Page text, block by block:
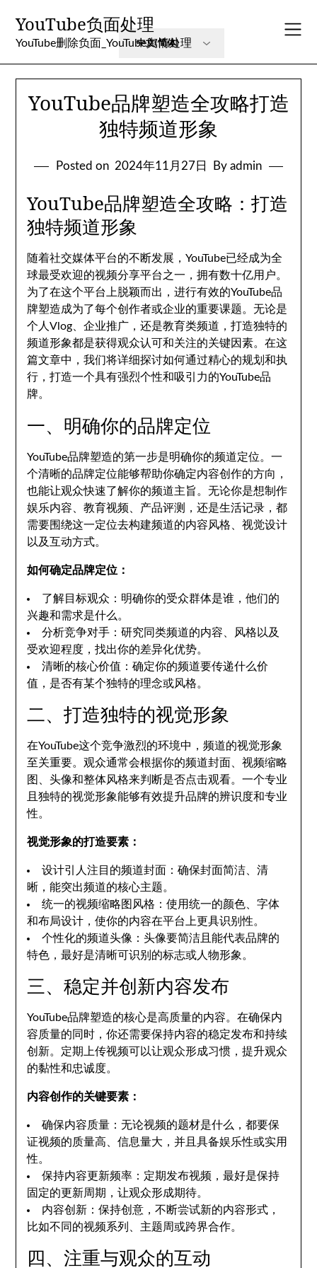
content
YouTube负面处理
YouTube删除负面_YouTube舆情处理
YouTube品牌塑造全攻略打造
独特频道形象
Posted on 2024年11月27日 By admin
YouTube品牌塑造全攻略：打造
独特频道形象
随着社交媒体平台的不断发展，YouTube已经成为全
球最受欢迎的视频分享平台之一，拥有数十亿用户。
为了在这个平台上脱颖而出，进行有效的YouTube品
牌塑造成为了每个创作者或企业的重要课题。无论是
个人Vlog、企业推广，还是教育类频道，打造独特的
频道形象都是获得观众认可和关注的关键因素。在这
篇文章中，我们将详细探讨如何通过精心的规划和执
行，打造一个具有强烈个性和吸引力的YouTube品
牌。
一、明确你的品牌定位
YouTube品牌塑造的第一步是明确你的频道定位。一
个清晰的品牌定位能够帮助你确定内容创作的方向，
也能让观众快速了解你的频道主旨。无论你是想制作
娱乐内容、教育视频、产品评测，还是生活记录，都
需要围绕这一定位去构建频道的内容风格、视觉设计
以及互动方式。
如何确定品牌定位：
了解目标观众：明确你的受众群体是谁，他们的
兴趣和需求是什么。
分析竞争对手：研究同类频道的内容、风格以及
受欢迎程度，找出你的差异化优势。
清晰的核心价值：确定你的频道要传递什么价
值，是否有某个独特的理念或风格。
二、打造独特的视觉形象
在YouTube这个竞争激烈的环境中，频道的视觉形象
至关重要。观众通常会根据你的频道封面、视频缩略
图、头像和整体风格来判断是否点击观看。一个专业
且独特的视觉形象能够有效提升品牌的辨识度和专业
性。
视觉形象的打造要素：
设计引人注目的频道封面：确保封面简洁、清
晰，能突出频道的核心主题。
统一的视频缩略图风格：使用统一的颜色、字体
和布局设计，使你的内容在平台上更具识别性。
个性化的频道头像：头像要简洁且能代表品牌的
特色，最好是清晰可识别的标志或人物形象。
三、稳定并创新内容发布
YouTube品牌塑造的核心是高质量的内容。在确保内
容质量的同时，你还需要保持内容的稳定发布和持续
创新。定期上传视频可以让观众形成习惯，提升观众
的黏性和忠诚度。
内容创作的关键要素：
确保内容质量：无论视频的题材是什么，都要保
证视频的质量高、信息量大，并且具备娱乐性或实用
性。
保持内容更新频率：定期发布视频，最好是保持
固定的更新周期，让观众形成期待。
内容创新：保持创意，不断尝试新的内容形式，
比如不同的视频系列、主题周或跨界合作。
四、注重与观众的互动